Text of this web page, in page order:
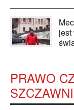
jest
PRAWO